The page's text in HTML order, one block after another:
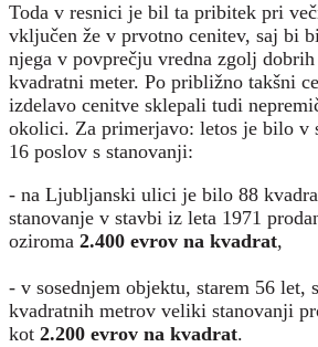
Toda v resnici je bil ta pribitek pri
vključen že v prvotno cenitev, saj bi
njega v povprečju vredna zgolj dobrih
kvadratni meter. Po približno takšni
izdelavo cenitve sklepali tudi
okolici. Za primerjavo: letos je bilo v
16 poslov s stanovanji:
- na Ljubljanski ulici je bilo 88
stanovanje v stavbi iz leta 1971
oziroma 2.400 evrov na kvadrat,
- v sosednjem objektu, starem 56 let,
kvadratnih metrov veliki stanovanji
kot 2.200 evrov na kvadrat.